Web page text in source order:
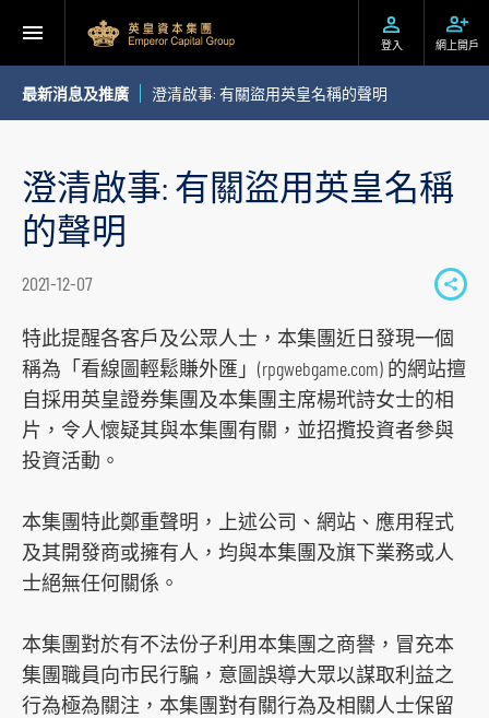
登入 網上開戶
最新消息及推廣 澄清啟事: 有關盜用英皇名稱的聲明
澄清啟事: 有關盜用英皇名稱
的聲明
2021-12-07
S
h
a
r
e
s
a
l
m
特此提醒各客戶及公眾人士，本集團近日發現一個
稱為「看線圖輕鬆賺外匯」(rpgwebgame.com) 的網站擅
自採用英皇證券集團及本集團主席楊玳詩女士的相
片，令人懷疑其與本集團有關，並招攬投資者參與
投資活動。
本集團特此鄭重聲明，上述公司、網站、應用程式
及其開發商或擁有人，均與本集團及旗下業務或人
士絕無任何關係。
本集團對於有不法份子利用本集團之商譽，冒充本
集團職員向市民行騙，意圖誤導大眾以謀取利益之
行為極為關注，本集團對有關行為及相關人士保留